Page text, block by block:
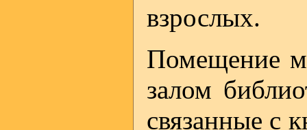
взрослых.
Помещение
залом
связанные с